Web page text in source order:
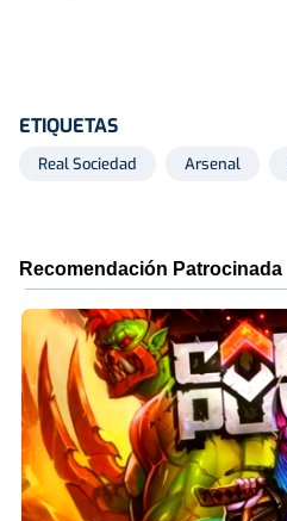
ETIQUETAS
Real Sociedad Arsenal